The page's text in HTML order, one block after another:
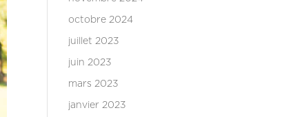
octobre 2024
juillet 2023
juin 2023
mars 2023
janvier 2023